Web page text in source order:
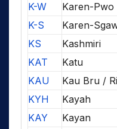
K-W
Karen-Pwo
K-S
Karen-
KS
Kashmiri
KAT
Katu
KAU
Kau Bru /
KYH
Kayah
KAY
Kayan